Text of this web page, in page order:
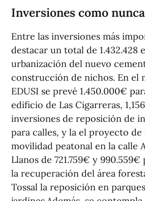
Inversiones como nunca
Entre las inversiones más
destacar un total de 1.432.428
urbanización del nuevo
construcción de nichos. En el
EDUSI se prevé 1.450.000€
edificio de Las Cigarreras,
inversiones de reposición de
para calles, y la el proyecto de
movilidad peatonal en la calle
Llanos de 721.759€ y
la recuperación del área
Tossal la reposición en